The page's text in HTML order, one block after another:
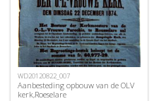
WD20120822_007
Aanbesteding opbouw van de OLV
kerk,Roeselare